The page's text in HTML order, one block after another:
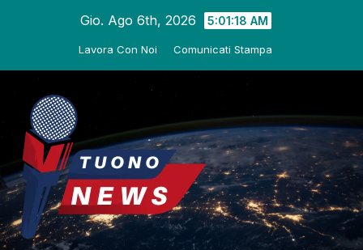
Gio. Ago 6th, 2026 5:01:19 AM
Lavora Con Noi Comunicati Stampa